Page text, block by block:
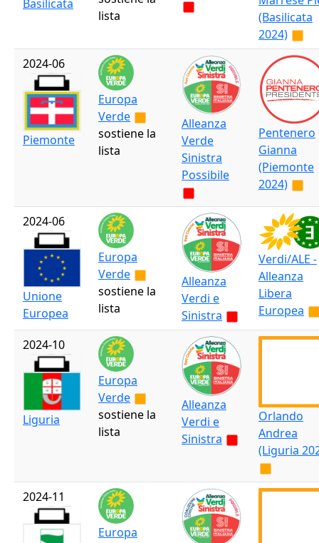
Basilicata
lista
(Basilicata
2024)
2024-06
Piemonte
Europa
Verde
sostiene la
lista
Alleanza
Verde
Sinistra
Possibile
Pentenero
Gianna
(Piemonte
2024)
2024-06
Unione
Europea
Europa
Verde
sostiene la
lista
Alleanza
Verdi e
Sinistra
Verdi/ALE -
Alleanza
Libera
Europea
2024-10
Liguria
Europa
Verde
sostiene la
lista
Alleanza
Verdi e
Sinistra
Orlando
Andrea
(Liguria
2024-11
Europa